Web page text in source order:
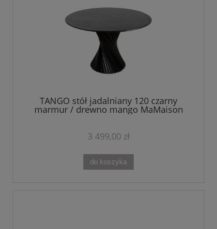
TANGO stół jadalniany 120 czarny
marmur / drewno mango MaMaison
3 499,00 zł
do koszyka